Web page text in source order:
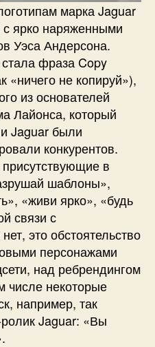
марка Jaguar
ярко наряженными
Уэса Андерсона.
фраза Copy
«ничего не копируй»),
из основателей
Лайонса, который
Jaguar были
конкурентов.
в
шаблоны»,
«живи ярко», «будь
связи с
это обстоятельство
персонажами
над ребрендингом
числе некоторые
например, так
Jaguar: «Вы